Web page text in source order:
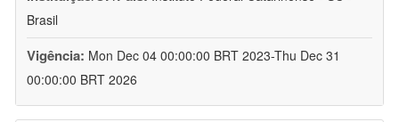
Brasil
Vigência: Mon Dec 04 00:00:00 BRT 2023-Thu Dec 31
00:00:00 BRT 2026